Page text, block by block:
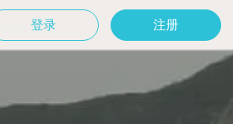
登录 注册